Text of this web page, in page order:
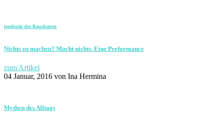
tagebook der Rausfrauen
Nichts zu machen? Macht nichts. Eine Performance
zum Artikel
04 Januar, 2016 von Ina Hermina
Mythen des Alltags